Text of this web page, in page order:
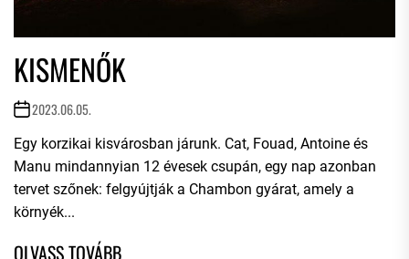
KISMENŐK
2023.06.05.
Egy korzikai kisvárosban járunk. Cat, Fouad, Antoine és
Manu mindannyian 12 évesek csupán, egy nap azonban
tervet szőnek: felgyújtják a Chambon gyárat, amely a
környék...